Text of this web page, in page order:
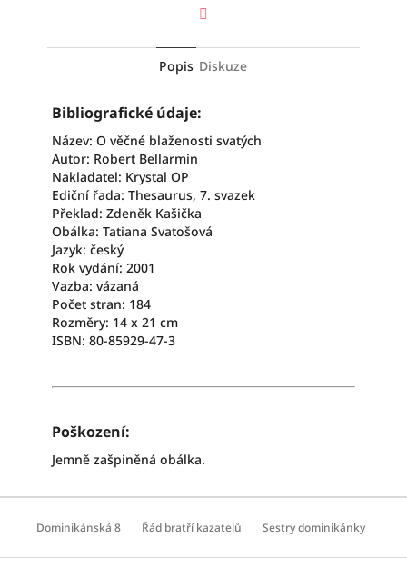
Popis Diskuze
Bibliografické údaje:
Název: O věčné blaženosti svatých
Autor: Robert Bellarmin
Nakladatel: Krystal OP
Ediční řada: Thesaurus, 7. svazek
Překlad: Zdeněk Kašička
Obálka: Tatiana Svatošová
Jazyk: český
Rok vydání: 2001
Vazba: vázaná
Počet stran: 184
Rozměry: 14 x 21 cm
ISBN: 80-85929-47-3
Poškození:
Jemně zašpiněná obálka.
Z
Dominikánská 8 Řád bratří kazatelů Sestry dominikánky